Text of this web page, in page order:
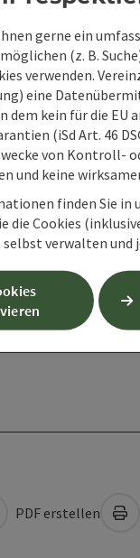
PDF erstellen
gerne ein
(z. B.
verwenden.
eine
dem kein für die
(iSd Art. 46
von Kontroll-
und keine
finden Sie
die Cookies
verwalten und